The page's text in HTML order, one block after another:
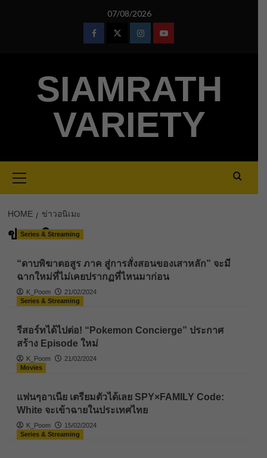
07/08/2026
FacebookTwitterInstagramYoutube
SIAMRATH
VARIETY
Menu
HOME ข่าวอนิเมะ
ข่าวอนิเมะ
Series & Streaming
“ดาบพิฆาตอสูร ภาค สู่การสั่งสอนของเสาหลัก” จะมี
ฉากใหม่ที่ไม่เคยปรากฏที่ไหนมาก่อน
K_Poom
21/02/2024
Series & Streaming
รีสอร์ทได้ไปต่อ! “Pokemon Concierge” ประกาศ
สร้าง Episode ใหม่
K_Poom
21/02/2024
Movies
แฟนๆอาเนีย เตรียมตัวได้เลย SPY×FAMILY Code:
White จะเข้าฉายในประเทศไทย
K_Poom
15/02/2024
Series & Streaming